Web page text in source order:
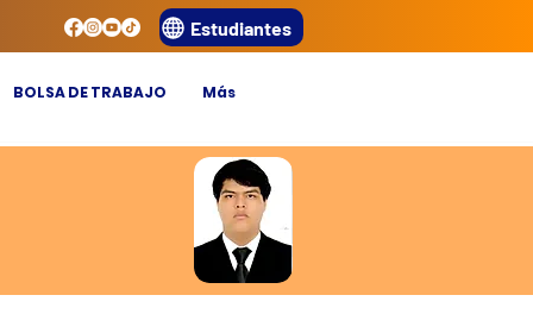
Estudiantes
BOLSA DE TRABAJO Más